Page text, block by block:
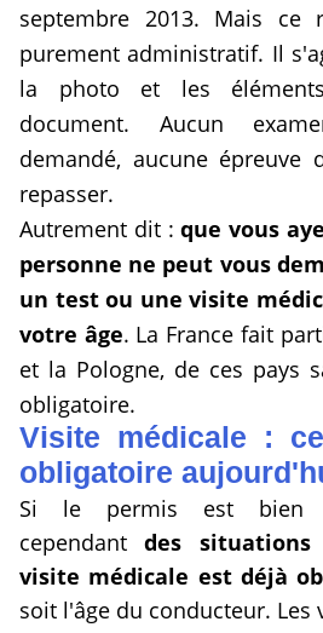
septembre 2013. Mais ce
purement administratif. Il
la photo et les
document. Aucun
demandé, aucune épreuve
repasser.
Autrement dit :que vous
personne ne peut vous
un test ou une visite
votre âge. La France fait
et la Pologne, de ces pays
obligatoire.
Visite médicale :
obligatoire
Si le permis est
cependantdes
visite médicale est déjà
soit l'âge du conducteur. Les